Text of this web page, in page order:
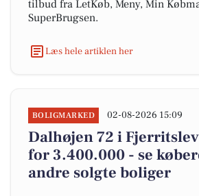
tilbud fra LetKøb, Meny, Min
SuperBrugsen.
Læs hele artiklen her
BOLIGMARKED 02-08-2026 15:09
Dalhøjen 72 i
for 3.400.000 - se
andre solgte boliger